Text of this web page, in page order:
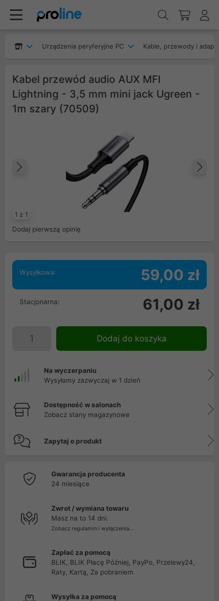
Urządzenia peryferyjne PC Kable, przewody i
Kabel przewód audio AUX MFI
Lightning - 3,5 mm mini jack Ugreen -
1m szary (70509)
1 z 1
Poprzedni
Dodaj pierwszą opinię
Wysyłkowa: 59,00 zł
Stacjonarna: 61,00 zł
Dodaj do koszyka
Na wyczerpaniu
Wysyłamy zazwyczaj w 1 dzień
Dostępność w salonach
Zobacz stany magazynowe
Zapytaj o produkt
Gwarancja producenta
24 miesiące
Zwrot / wymiana towaru
Masz na to 14 dni.
Zobacz regulamin i wyłączenia...
Zapłać za pomocą
BLIK, BLIK Płacę Później, PayPo, Przelewy24,
Raty, Kartą, Za pobraniem
Wysyłka za pomocą